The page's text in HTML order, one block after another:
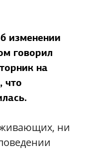
изменении
говорил
на
что
ни